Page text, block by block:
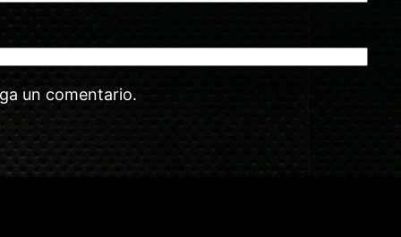
un comentario.